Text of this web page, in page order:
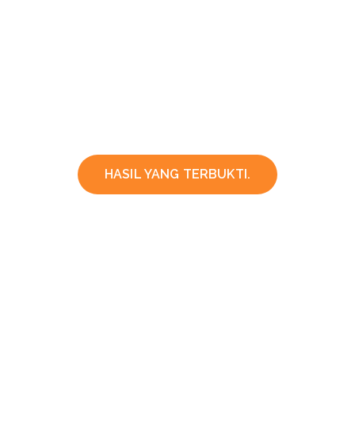
HASIL YANG TERBUKTI.